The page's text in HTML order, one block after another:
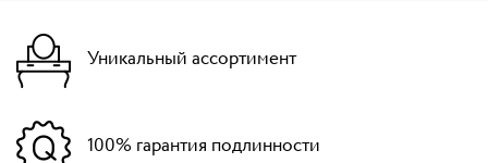
Уникальный ассортимент
100% гарантия подлинности